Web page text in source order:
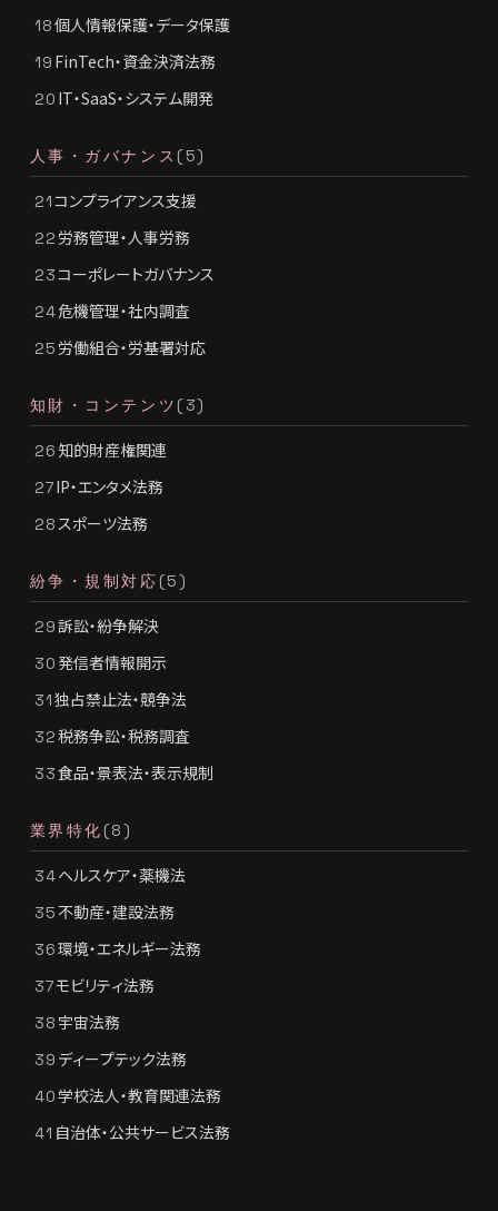
18個人情報保護・データ保護
19 FinTech・資金決済法務
20 IT・SaaS・システム開発
人事・ガバナンス (5)
21コンプライアンス支援
22 労務管理・人事労務
23コーポレートガバナンス
24危機管理・社内調査
25 労働組合・労基署対応
知財・コンテンツ (3)
26 知的財産権関連
27IP・エンタメ法務
28 スポーツ法務
紛争・規制対応 (5)
29訴訟・紛争解決
30 発信者情報開示
31独占禁止法・競争法
32税務争訟・税務調査
33食品・景表法・表示規制
業界特化 (8)
34ヘルスケア・薬機法
35不動産・建設法務
36環境・エネルギー法務
37モビリティ法務
38 宇宙法務
39 ディープテック法務
40学校法人・教育関連法務
41 自治体・公共サービス法務